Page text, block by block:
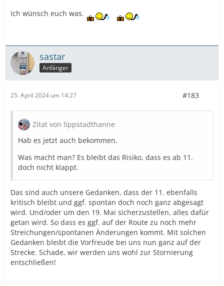
Ich wünsch euch was.
sastar
Anfänger
25. April 2024 um 14:27 #183
Zitat von lippstadthanne
Hab es jetzt auch bekommen.
Was macht man? Es bleibt das Risiko, dass es ab 11.
doch nicht klappt.
Das sind auch unsere Gedanken, dass der 11. ebenfalls
kritisch bleibt und ggf. spontan doch noch ganz abgesagt
wird. Und/oder um den 19. Mai sicherzustellen, alles dafür
getan wird. So dass es ggf. auf der Route zu noch mehr
Streichungen/spontanen Änderungen kommt. Mit solchen
Gedanken bleibt die Vorfreude bei uns nun ganz auf der
Strecke. Schade, wir werden uns wohl zur Stornierung
entschließen!